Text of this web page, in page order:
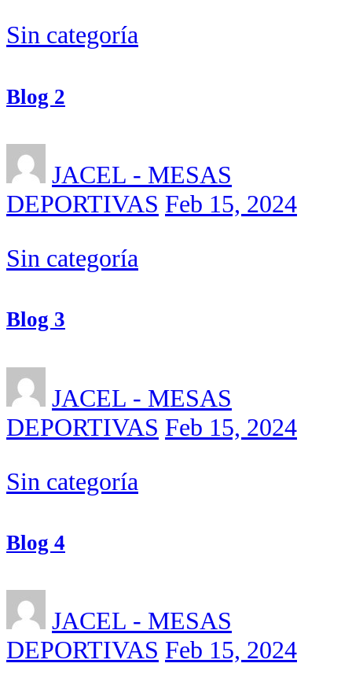
Sin categoría
Blog 2
JACEL - MESAS
DEPORTIVAS Feb 15, 2024
Sin categoría
Blog 3
JACEL - MESAS
DEPORTIVAS Feb 15, 2024
Sin categoría
Blog 4
JACEL - MESAS
DEPORTIVAS Feb 15, 2024